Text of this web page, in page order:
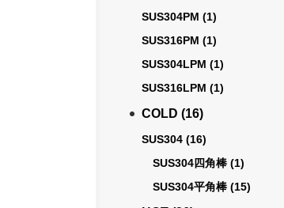
SUS304PM (1)
SUS316PM (1)
SUS304LPM (1)
SUS316LPM (1)
COLD (16)
SUS304 (16)
SUS304四角棒 (1)
SUS304平角棒 (15)